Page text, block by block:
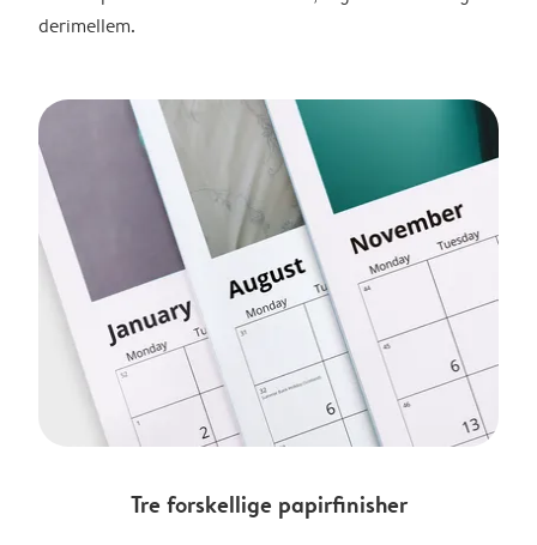
derimellem.
Tre forskellige papirfinisher